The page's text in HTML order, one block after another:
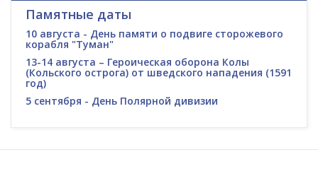
Памятные даты
10 августа - День памяти о подвиге сторожевого
корабля "Туман"
13-14 августа – Героическая оборона Колы
(Кольского острога) от шведского нападения (1591
год)
5 сентября - День Полярной дивизии